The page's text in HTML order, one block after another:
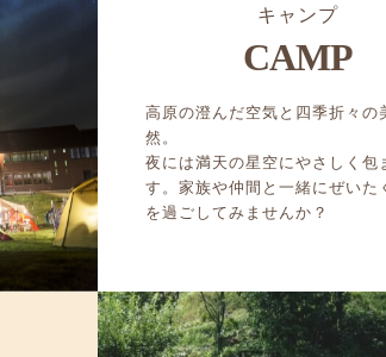
キャンプ
CAMP
高原の澄んだ空気と四季折々の
然。
夜には満天の星空にやさしく包
す。家族や仲間と一緒にぜいた
を過ごしてみませんか？